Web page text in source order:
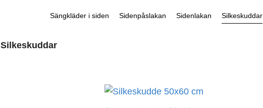
Sängkläder i siden Sidenpåslakan Sidenlakan Silkeskuddar
Silkeskuddar